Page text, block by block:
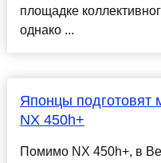
площадке
однако ...
Японцы подготовят
NX 450h+
Помимо NX 450h+, в